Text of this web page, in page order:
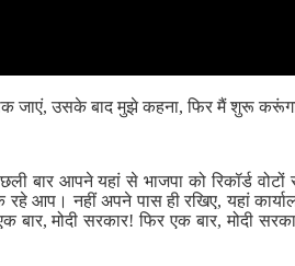
जाएं, उसके बाद मुझे कहना, फिर मैं शुरू
बार आपने यहां से भाजपा को रिकॉर्ड
रहे आप। नहीं अपने पास ही रखिए, यहां
बार, मोदी सरकार! फिर एक बार, मोदी